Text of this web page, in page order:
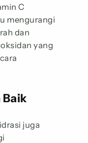
C
mengurangi
dan
yang
juga